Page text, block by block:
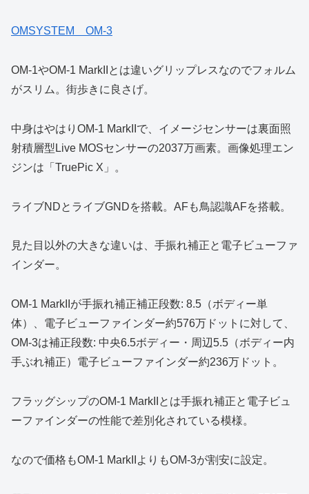
OMSYSTEM OM-3
OM-1やOM-1 MarkIIとは違いグリップレスなのでフォルム
がスリム。街歩きに良さげ。
中身はやはりOM-1 MarkIIで、イメージセンサーは裏面照
射積層型Live MOSセンサーの2037万画素。画像処理エン
ジンは「TruePic X」。
ライブNDとライブGNDを搭載。AFも鳥認識AFを搭載。
見た目以外の大きな違いは、手振れ補正と電子ビューファ
インダー。
OM-1 MarkIIが手振れ補正補正段数: 8.5（ボディー単
体）、電子ビューファインダー約576万ドットに対して、
OM-3は補正段数: 中央6.5ボディー・周辺5.5（ボディー内
手ぶれ補正）電子ビューファインダー約236万ドット。
フラッグシップのOM-1 MarkIIとは手振れ補正と電子ビュ
ーファインダーの性能で差別化されている模様。
なので価格もOM-1 MarkIIよりもOM-3が割安に設定。